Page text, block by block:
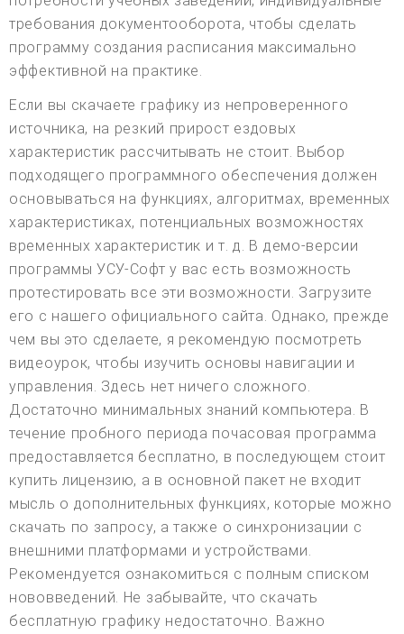
требования документооборота, чтобы сделать
программу создания расписания максимально
эффективной на практике.
Если вы скачаете графику из непроверенного
источника, на резкий прирост ездовых
характеристик рассчитывать не стоит. Выбор
подходящего программного обеспечения должен
основываться на функциях, алгоритмах, временных
характеристиках, потенциальных возможностях
временных характеристик и т. д. В демо-версии
программы УСУ-Софт у вас есть возможность
протестировать все эти возможности. Загрузите
его с нашего официального сайта. Однако, прежде
чем вы это сделаете, я рекомендую посмотреть
видеоурок, чтобы изучить основы навигации и
управления. Здесь нет ничего сложного.
Достаточно минимальных знаний компьютера. В
течение пробного периода почасовая программа
предоставляется бесплатно, в последующем стоит
купить лицензию, а в основной пакет не входит
мысль о дополнительных функциях, которые можно
скачать по запросу, а также о синхронизации с
внешними платформами и устройствами.
Рекомендуется ознакомиться с полным списком
нововведений. Не забывайте, что скачать
бесплатную графику недостаточно. Важно